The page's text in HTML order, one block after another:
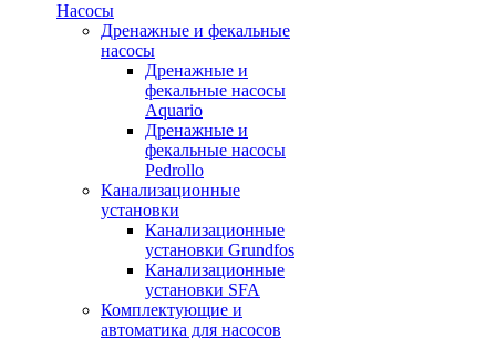
Насосы
Дренажные и фекальные
насосы
Дренажные и
фекальные насосы
Aquario
Дренажные и
фекальные насосы
Pedrollo
Канализационные
установки
Канализационные
установки Grundfos
Канализационные
установки SFA
Комплектующие и
автоматика для насосов